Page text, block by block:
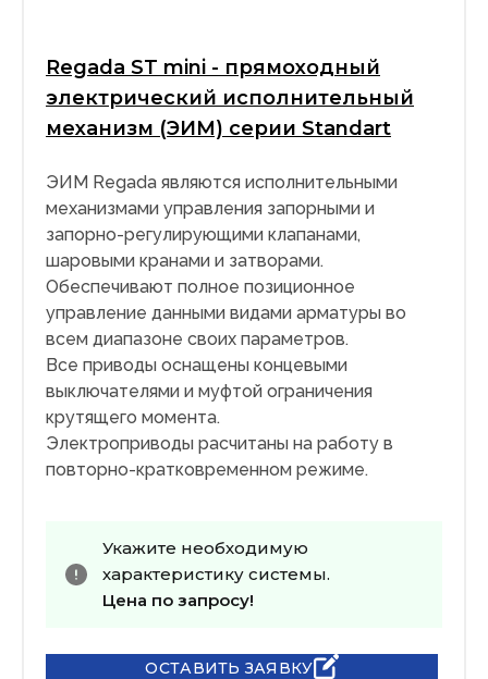
Regada ST mini - прямоходный
электрический исполнительный
механизм (ЭИМ) серии Standart
ЭИМ Regada являются исполнительными
механизмами управления запорными и
запорно-регулирующими клапанами,
шаровыми кранами и затворами.
Обеспечивают полное позиционное
управление данными видами арматуры во
всем диапазоне своих параметров.
Все приводы оснащены концевыми
выключателями и муфтой ограничения
крутящего момента.
Электроприводы расчитаны на работу в
повторно-кратковременном режиме.
Укажите необходимую
характеристику системы.
Цена по запросу!
ОСТАВИТЬ ЗАЯВКУ